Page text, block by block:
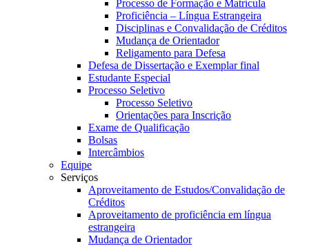
Processo de Formação e Matrícula
Proficiência – Língua Estrangeira
Disciplinas e Convalidação de Créditos
Mudança de Orientador
Religamento para Defesa
Defesa de Dissertação e Exemplar final
Estudante Especial
Processo Seletivo
Processo Seletivo
Orientações para Inscrição
Exame de Qualificação
Bolsas
Intercâmbios
Equipe
Serviços
Aproveitamento de Estudos/Convalidação de
Créditos
Aproveitamento de proficiência em língua
estrangeira
Mudança de Orientador